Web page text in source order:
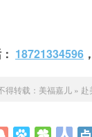
18721334596
得转载： 美福嘉儿» 赴